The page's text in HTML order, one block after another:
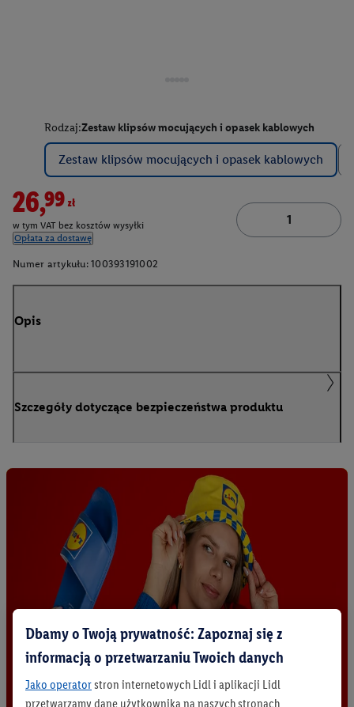
Rodzaj:Zestaw klipsów mocujących i opasek kablowych
Zestaw klipsów mocujących i opasek kablowych
26,99zł
w tym VAT bez kosztów wysyłki
Opłata za dostawę
Numer artykułu: 100393191002
Opis
Szczegóły dotyczące bezpieczeństwa produktu
Dbamy o Twoją prywatność: Zapoznaj się z
informacją o przetwarzaniu Twoich danych
Jako operatorstron internetowych Lidl i aplikacji Lidl
przetwarzamy dane użytkownika na naszych stronach